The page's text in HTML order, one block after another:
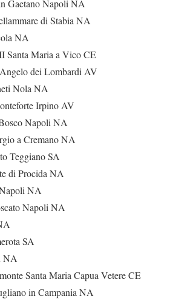
Gaetano Napoli NA
di Stabia NA
NA
Santa Maria a Vico CE
dei Lombardi AV
Nola NA
Irpino AV
Napoli NA
a Cremano NA
Teggiano SA
di Procida NA
NA
Napoli NA
SA
NA
Santa Maria Capua Vetere CE
in Campania NA